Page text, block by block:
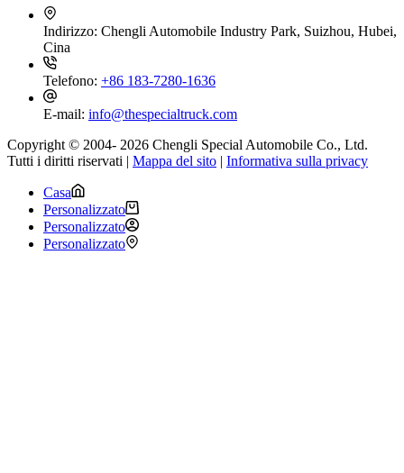
Indirizzo: Chengli Automobile Industry Park, Suizhou, Hubei,
Cina
Telefono: +86 183-7280-1636
E-mail: info@thespecialtruck.com
Copyright © 2004- 2026 Chengli Special Automobile Co., Ltd.
Tutti i diritti riservati | Mappa del sito | Informativa sulla privacy
Casa
Personalizzato
Personalizzato
Personalizzato